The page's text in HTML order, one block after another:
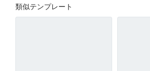
類似テンプレート